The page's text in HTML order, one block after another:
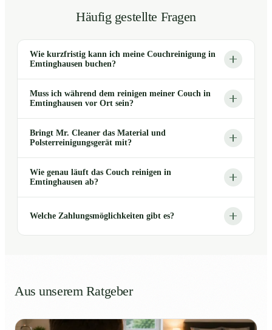
Häufig gestellte Fragen
Wie kurzfristig kann ich meine Couchreinigung in
Emtinghausen buchen?
Muss ich während dem reinigen meiner Couch in
Emtinghausen vor Ort sein?
Bringt Mr. Cleaner das Material und
Polsterreinigungsgerät mit?
Wie genau läuft das Couch reinigen in
Emtinghausen ab?
Welche Zahlungsmöglichkeiten gibt es?
Aus unserem Ratgeber